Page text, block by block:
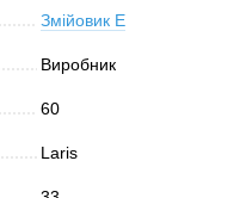
Змійовик Е
Виробник
60
Laris